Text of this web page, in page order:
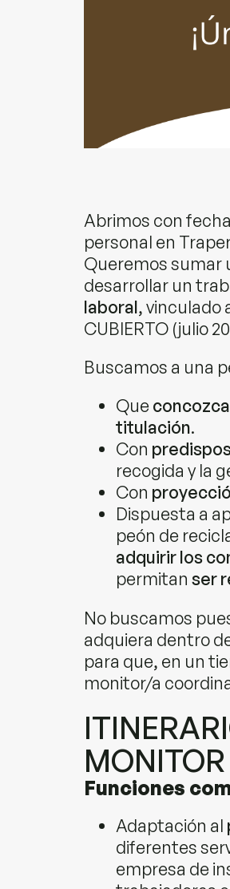
Abrimos con fecha
personal en
Queremos sumar
desarrollar un
laboral, vinculado
CUBIERTO (julio
Buscamos a una
Que concozca
titulación.
Con
recogida y la
Con
Dispuesta a
peón de
adquirir los
permitan ser
No buscamos
adquiera dentro
para que, en un
monitor/a
Funciones
Adaptación al
diferentes
empresa de